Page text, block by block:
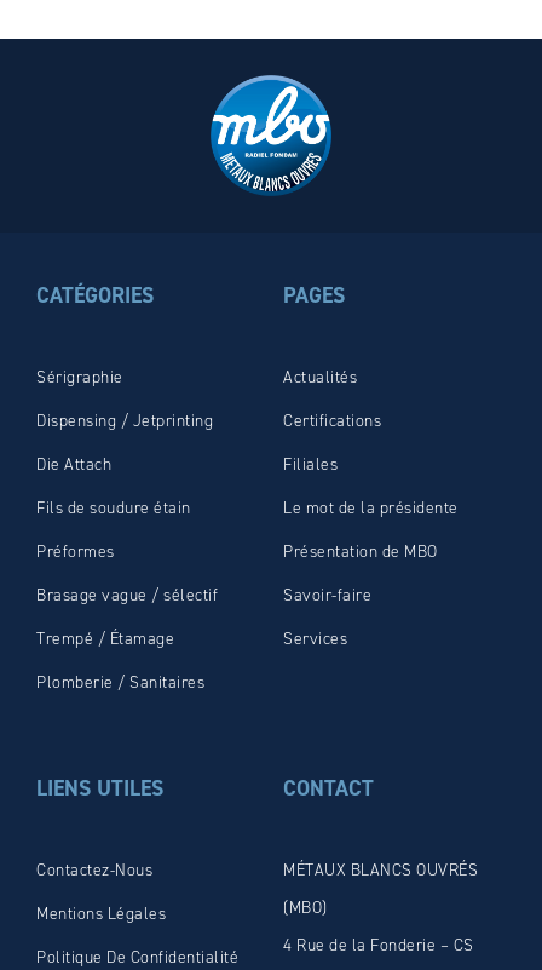
CATÉGORIES
Sérigraphie
Dispensing / Jetprinting
Die Attach
Fils de soudure étain
Préformes
Brasage vague / sélectif
Trempé / Étamage
Plomberie / Sanitaires
PAGES
Actualités
Certifications
Filiales
Le mot de la présidente
Présentation de MBO
Savoir-faire
Services
LIENS UTILES
Contactez-Nous
Mentions Légales
Politique De Confidentialité
CONTACT
MÉTAUX BLANCS OUVRÉS
(MBO)
4 Rue de la Fonderie – CS